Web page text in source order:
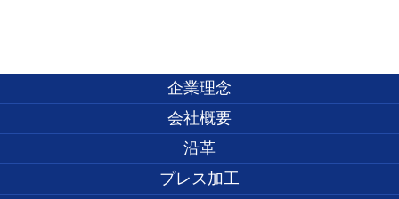
企業理念
会社概要
沿革
プレス加工